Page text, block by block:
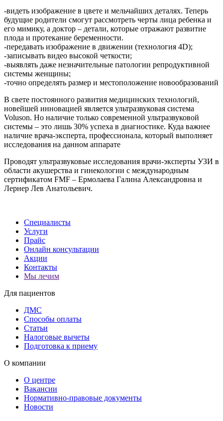
-видеть изображение в цвете и мельчайших деталях. Теперь
будущие родители смогут рассмотреть черты лица ребенка и
его мимику, а доктор – детали, которые отражают развитие
плода и протекание беременности.
-передавать изображение в движении (технология 4D);
-записывать видео высокой четкости;
-выявлять даже незначительные патологии репродуктивной
системы женщины;
-точно определять размер и местоположение новообразований
В свете постоянного развития медицинских технологий,
новейшей инновацией является ультразвуковая система
Voluson. Но наличие только современной ультразвуковой
системы – это лишь 30% успеха в диагностике. Куда важнее
наличие врача-эксперта, профессионала, который выполняет
исследования на данном аппарате
Проводят ультразвуковые исследования врачи-эксперты УЗИ в
области акушерства и гинекологии с международным
сертификатом FMF – Ермолаева Галина Александровна и
Лернер Лев Анатольевич.
Специалисты
Услуги
Прайс
Онлайн консультации
Акции
Контакты
Мы лечим
Для пациентов
ДМС
Способы оплаты
Статьи
Налоговые вычеты
Подготовка к приему
О компании
О центре
Вакансии
Нормативно-правовые документы
Новости